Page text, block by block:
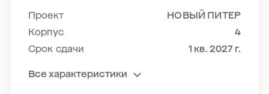
Проект
НОВЫЙ ПИТЕР
Корпус
4
Срок сдачи
1 кв. 2027 г.
Все характеристики